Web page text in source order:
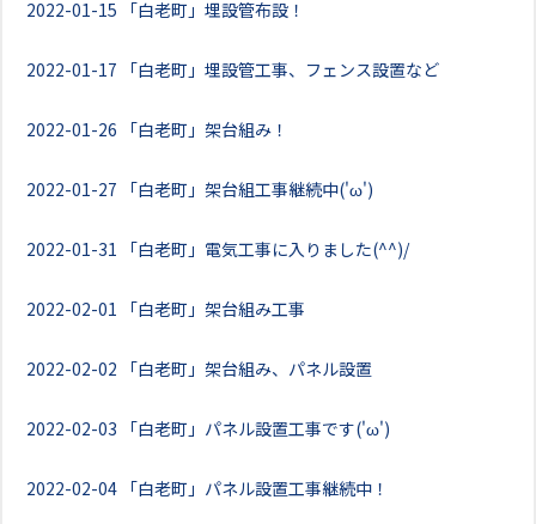
2022-01-15 「白老町」埋設管布設！
2022-01-17 「白老町」埋設管工事、フェンス設置など
2022-01-26 「白老町」架台組み！
2022-01-27 「白老町」架台組工事継続中('ω')
2022-01-31 「白老町」電気工事に入りました(^^)/
2022-02-01 「白老町」架台組み工事
2022-02-02 「白老町」架台組み、パネル設置
2022-02-03 「白老町」パネル設置工事です('ω')
2022-02-04 「白老町」パネル設置工事継続中！